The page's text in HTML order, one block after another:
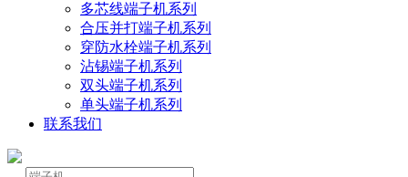
多芯线端子机系列
合压并打端子机系列
穿防水栓端子机系列
沾锡端子机系列
双头端子机系列
单头端子机系列
联系我们